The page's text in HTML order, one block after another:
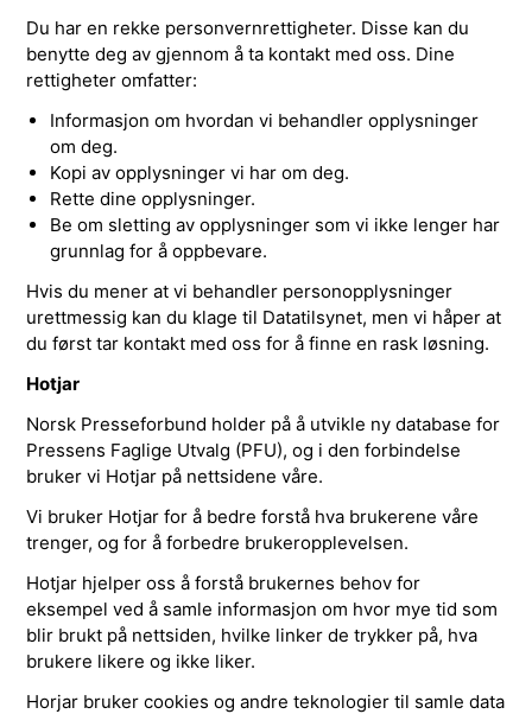
Du har en rekke personvernrettigheter. Disse kan du
benytte deg av gjennom å ta kontakt med oss. Dine
rettigheter omfatter:
Informasjon om hvordan vi behandler opplysninger
om deg.
Kopi av opplysninger vi har om deg.
Rette dine opplysninger.
Be om sletting av opplysninger som vi ikke lenger har
grunnlag for å oppbevare.
Hvis du mener at vi behandler personopplysninger
urettmessig kan du klage til Datatilsynet, men vi håper at
du først tar kontakt med oss for å finne en rask løsning.
Hotjar
Norsk Presseforbund holder på å utvikle ny database for
Pressens Faglige Utvalg (PFU), og i den forbindelse
bruker vi Hotjar på nettsidene våre.
Vi bruker Hotjar for å bedre forstå hva brukerene våre
trenger, og for å forbedre brukeropplevelsen.
Hotjar hjelper oss å forstå brukernes behov for
eksempel ved å samle informasjon om hvor mye tid som
blir brukt på nettsiden, hvilke linker de trykker på, hva
brukere likere og ikke liker.
Horjar bruker cookies og andre teknologier til samle data